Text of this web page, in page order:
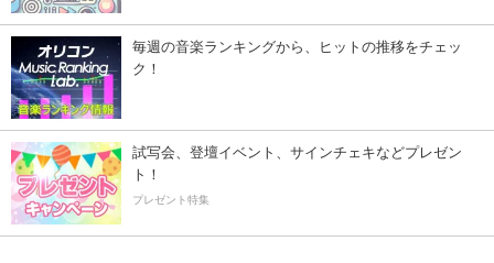
毎週の音楽ランキングから、ヒットの推移をチェッ
ク！
試写会、登壇イベント、サインチェキなどプレゼン
ト！
プレゼント特集